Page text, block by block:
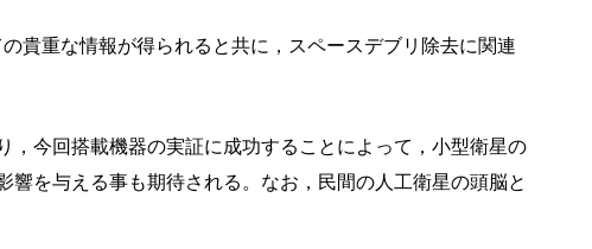
貴重な情報が得られると共に，スペースデブリ除去に関連
，今回搭載機器の実証に成功することによって，小型衛星の
を与える事も期待される。なお，民間の人工衛星の頭脳と